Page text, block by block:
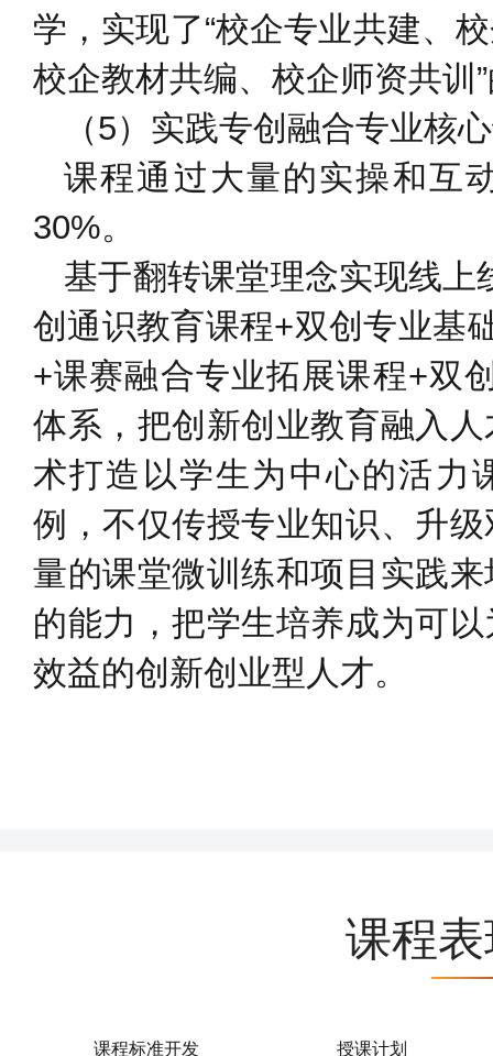
学，实现了“校企专业共建、
校企教材共编、校企师资共训
（5）实践专创融合专业核
课程通过大量的实操和互
30%。
基于翻转课堂理念实现线上
创通识教育课程+双创专业基
+课赛融合专业拓展课程+双
体系，把创新创业教育融入
术打造以学生为中心的活力
例，不仅传授专业知识、升
量的课堂微训练和项目实践
的能力，把学生培养成为可
效益的创新创业型人才。
课程
课程标准开发 授课计划